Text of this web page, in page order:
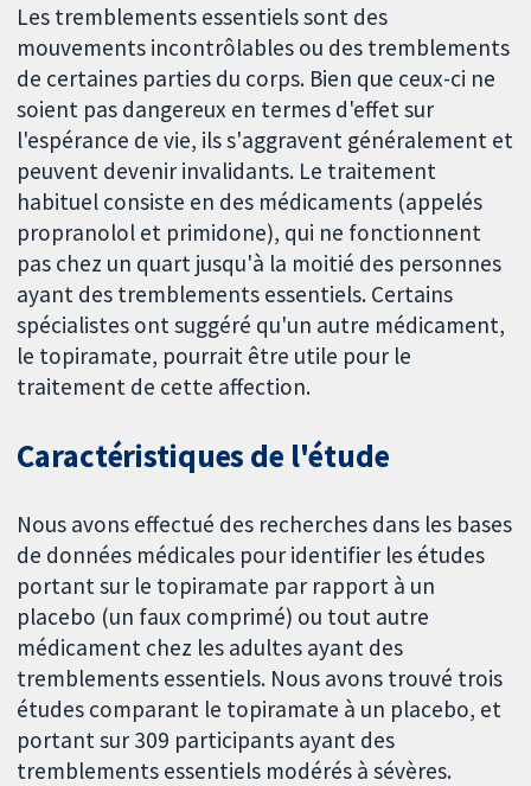
Les tremblements essentiels sont des
mouvements incontrôlables ou des tremblements
de certaines parties du corps. Bien que ceux-ci ne
soient pas dangereux en termes d'effet sur
l'espérance de vie, ils s'aggravent généralement et
peuvent devenir invalidants. Le traitement
habituel consiste en des médicaments (appelés
propranolol et primidone), qui ne fonctionnent
pas chez un quart jusqu'à la moitié des personnes
ayant des tremblements essentiels. Certains
spécialistes ont suggéré qu'un autre médicament,
le topiramate, pourrait être utile pour le
traitement de cette affection.
Caractéristiques de l'étude
Nous avons effectué des recherches dans les bases
de données médicales pour identifier les études
portant sur le topiramate par rapport à un
placebo (un faux comprimé) ou tout autre
médicament chez les adultes ayant des
tremblements essentiels. Nous avons trouvé trois
études comparant le topiramate à un placebo, et
portant sur 309 participants ayant des
tremblements essentiels modérés à sévères.